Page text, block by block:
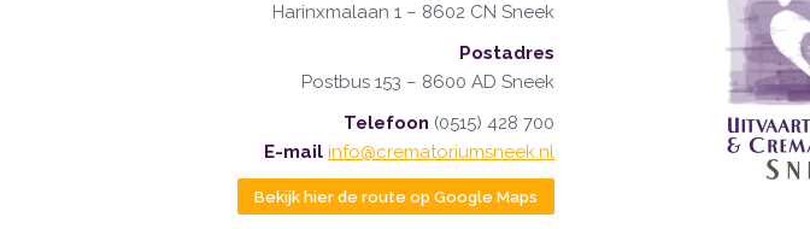
Harinxmalaan 1 – 8602 CN Sneek
Postadres
Postbus 153 – 8600 AD Sneek
Telefoon (0515) 428 700
E-mail info@crematoriumsneek.nl
Bekijk hier de route op Google Maps